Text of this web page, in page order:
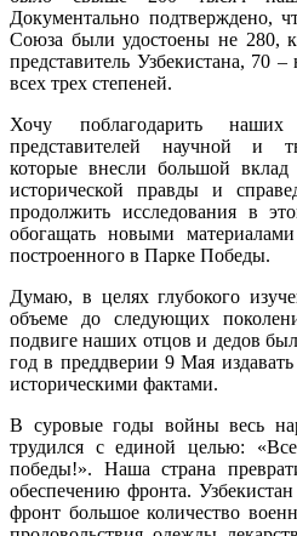
Документально подтверждено,
Союза были удостоены не 280,
представитель Узбекистана, 70
всех трех степеней.
Хочу поблагодарить наших
представителей научной и
которые внесли большой вклад
исторической правды и
продолжить исследования в
обогащать новыми
построенного в Парке Победы.
Думаю, в целях глубокого
объеме до следующих
подвиге наших отцов и дедов
год в преддверии 9 Мая
историческими фактами.
В суровые годы войны весь
трудился с единой целью:
победы!». Наша страна
обеспечению фронта.
фронт большое количество